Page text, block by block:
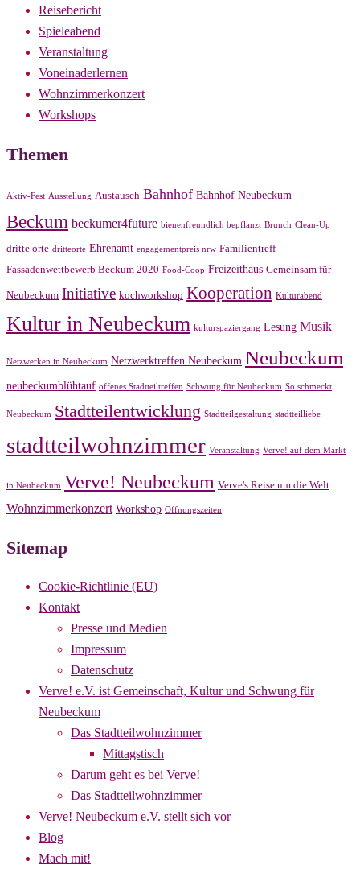
Reisebericht
Spieleabend
Veranstaltung
Voneinaderlernen
Wohnzimmerkonzert
Workshops
Themen
Aktiv-Fest Ausstellung Austausch Bahnhof Bahnhof Neubeckum
Beckum beckumer4future bienenfreundlich bepflanzt Brunch Clean-Up
dritte orte dritteorte Ehrenamt engagementpreis nrw Familientreff
Fassadenwettbewerb Beckum 2020 Food-Coop Freizeithaus Gemeinsam für
Neubeckum Initiative kochworkshop Kooperation Kulturabend
Kultur in Neubeckum kulturspaziergang Lesung Musik
Netzwerken in Neubeckum Netzwerktreffen Neubeckum Neubeckum
neubeckumblühtauf offenes Stadtteiltreffen Schwung für Neubeckum So schmeckt
Neubeckum Stadtteilentwicklung Stadtteilgestaltung stadtteilliebe
stadtteilwohnzimmer Veranstaltung Verve! auf dem Markt
in Neubeckum Verve! Neubeckum Verve's Reise um die Welt
Wohnzimmerkonzert Workshop Öffnungszeiten
Sitemap
Cookie-Richtlinie (EU)
Kontakt
Presse und Medien
Impressum
Datenschutz
Verve! e.V. ist Gemeinschaft, Kultur und Schwung für
Neubeckum
Das Stadtteilwohnzimmer
Mittagstisch
Darum geht es bei Verve!
Das Stadtteilwohnzimmer
Verve! Neubeckum e.V. stellt sich vor
Blog
Mach mit!